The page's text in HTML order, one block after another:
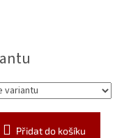
Přidat do košíku